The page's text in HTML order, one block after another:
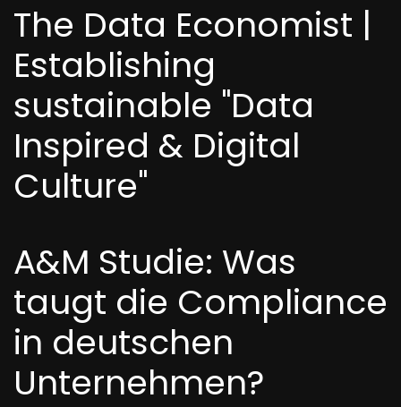
The Data Economist |
Establishing
sustainable "Data
Inspired & Digital
Culture"
A&M Studie: Was
taugt die Compliance
in deutschen
Unternehmen?